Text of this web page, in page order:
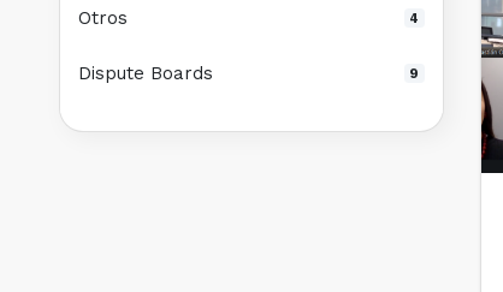
Otros 4
Dispute Boards 9